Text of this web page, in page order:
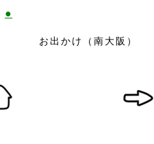
●
お出かけ（南大阪）